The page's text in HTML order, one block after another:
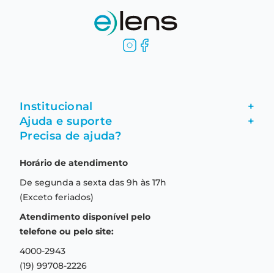
Institucional +
Fale conosco
Formas de pagamento
Aviso de privacidade
Termos e condições de uso
Ajuda e suporte +
Garantia
Troca e devolução
Central de relacionamento
Precisa de ajuda?
Horário de atendimento
De segunda a sexta das 9h às 17h
(Exceto feriados)
Atendimento disponível pelo
telefone ou pelo site:
4000-2943
(19) 99708-2226